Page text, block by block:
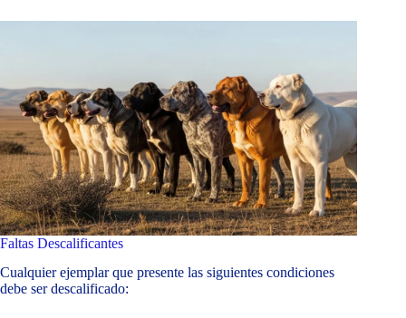
Faltas Descalificantes
Cualquier ejemplar que presente las siguientes condiciones
debe ser descalificado: